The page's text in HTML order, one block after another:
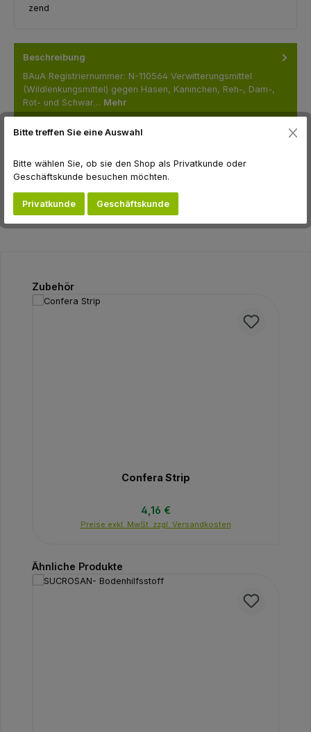
Beschreibung
BAuA Registriernummer: N-110564 Verwitterungsmittel
(Wildlenkungsmittel) gegen Hasen, Kaninchen, Reh-, Dam-,
Rot- und Schwar… Mehr
Downloads
Hersteller
Bewertungen
Produktgalerie überspringen
Zubehör
Confera Strip
Regulärer Preis:
4,16 €
Preise exkl. MwSt. zzgl. Versandkosten
Produktgalerie überspringen
Ähnliche Produkte
Bitte treffen Sie eine Auswahl
Bitte wählen Sie, ob sie den Shop als Privatkunde oder
Geschäftskunde besuchen möchten.
Privatkunde Geschäftskunde